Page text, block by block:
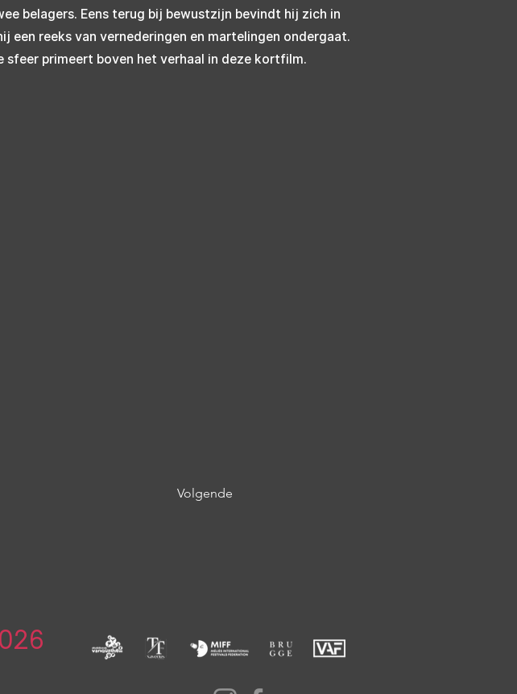
belagers. Eens terug bij bewustzijn bevindt hij zich in
een reeks van vernederingen en martelingen ondergaat.
sfeer primeert boven het verhaal in deze kortfilm.
Volgende